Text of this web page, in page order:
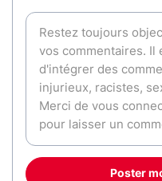
Poster